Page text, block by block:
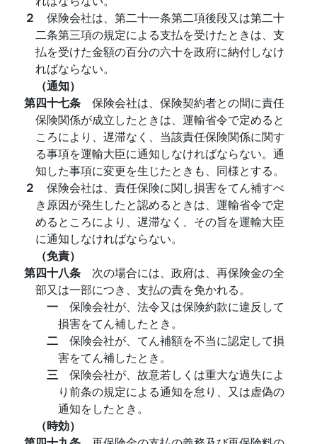
２ 保険会社は、第二十一条第二項後段又は第二十
二条第三項の規定による支払を受けたときは、支
払を受けた金額の百分の六十を政府に納付しなけ
ればならない。
（通知）
第四十七条 保険会社は、保険契約者との間に責任
保険関係が成立したときは、運輸省令で定めると
ころにより、遅滞なく、当該責任保険関係に関す
る事項を運輸大臣に通知しなければならない。通
知した事項に変更を生じたときも、同様とする。
２ 保険会社は、責任保険に関し損害をてん補すべ
き原因が発生したと認めるときは、運輸省令で定
めるところにより、遅滞なく、その旨を運輸大臣
に通知しなければならない。
（免責）
第四十八条 次の場合には、政府は、再保険金の全
部又は一部につき、支払の責を免かれる。
一 保険会社が、法令又は保険約款に違反して
損害をてん補したとき。
二 保険会社が、てん補額を不当に認定して損
害をてん補したとき。
三 保険会社が、故意若しくは重大な過失によ
り前条の規定による通知を怠り、又は虚偽の
通知をしたとき。
（時効）